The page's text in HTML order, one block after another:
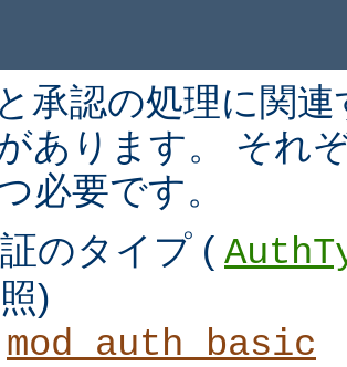
承認の処理に関
あります。 それ
必要です。
のタイプ (
)
mod_auth_basic